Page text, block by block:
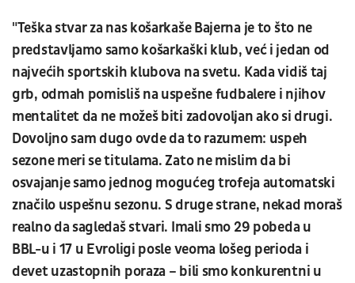
"Teška stvar za nas košarkaše Bajerna je to što ne
predstavljamo samo košarkaški klub, već i jedan od
najvećih sportskih klubova na svetu. Kada vidiš taj
grb, odmah pomisliš na uspešne fudbalere i njihov
mentalitet da ne možeš biti zadovoljan ako si drugi.
Dovoljno sam dugo ovde da to razumem: uspeh
sezone meri se titulama. Zato ne mislim da bi
osvajanje samo jednog mogućeg trofeja automatski
značilo uspešnu sezonu. S druge strane, nekad moraš
realno da sagledaš stvari. Imali smo 29 pobeda u
BBL-u i 17 u Evroligi posle veoma lošeg perioda i
devet uzastopnih poraza – bili smo konkurentni u